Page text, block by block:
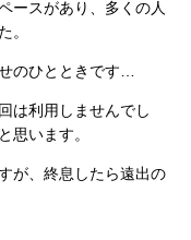
ースがあり、多くの人
。
のひとときです…
は利用しませんでし
思います。
が、終息したら遠出の